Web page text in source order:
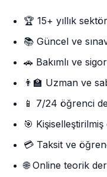
🏆 15+ yıllık
📚 Güncel ve
🚗 Bakımlı ve
👨‍🏫 Uzman ve
📱 7/24 öğrenci
🎯
💳 Taksit ve
🌐 Online teorik